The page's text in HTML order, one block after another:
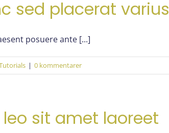
sed placerat varius
posuere ante [...]
| 0 kommentarer
sit amet laoreet